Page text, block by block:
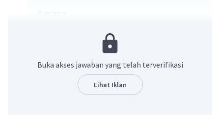
Jawaban yang benar akan dijelaskan pada
pembahasan berikut ini.
Pembahasan:
a. Berdasarkan informasi yang diberikan, terlihat
Buka akses jawaban yang telah terverifikasi
Lihat Iklan